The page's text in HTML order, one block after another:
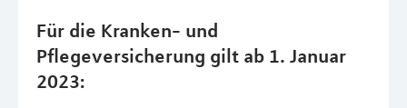
Für die Kranken- und
Pflegeversicherung gilt ab 1. Januar
2023: